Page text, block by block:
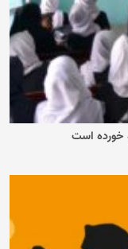
خورده است